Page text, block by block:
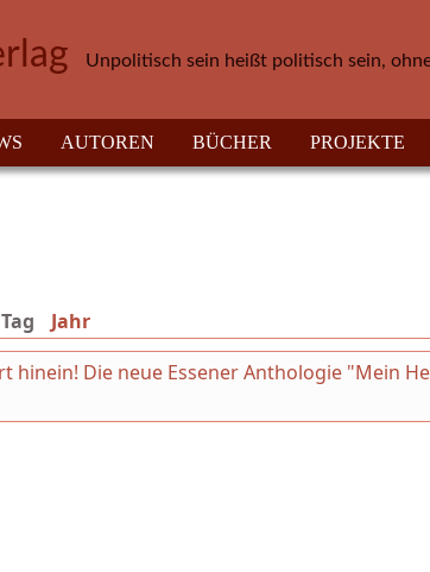
Unpolitisch sein heißt politisch sein,
AUTOREN BÜCHER PROJEKTE
Tag (aktiver Reiter)
Jahr
hinein! Die neue Essener Anthologie "Mein